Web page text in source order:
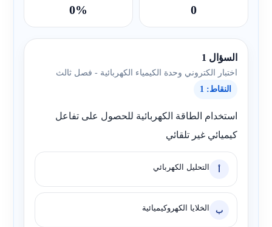
0
0%
السؤال 1
اختبار الكتروني وحدة الكيمياء الكهربائية - فصل ثالث
النقاط: 1
استخدام الطاقة الكهربائية للحصول على تفاعل
كيميائي غير تلقائي
أ التحليل الكهربائي
ب الخلايا الكهروكيميائية